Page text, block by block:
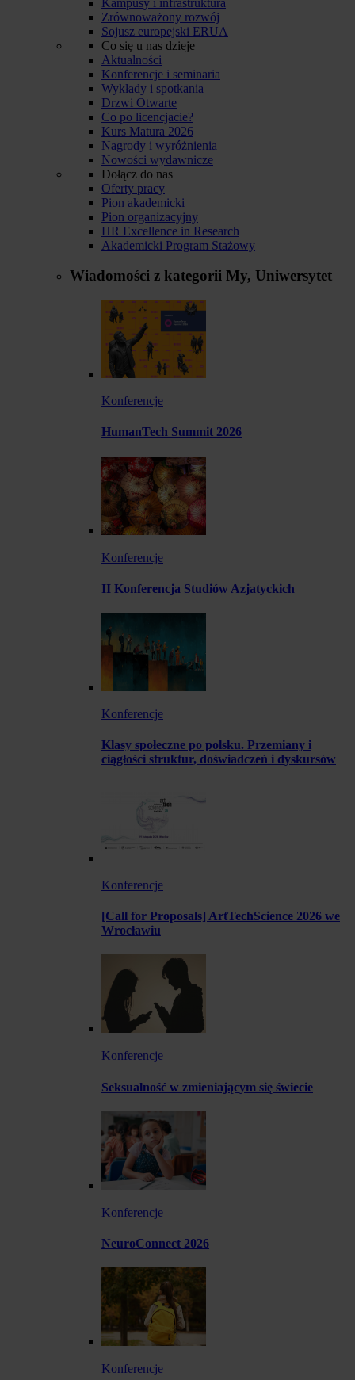
Zrównoważony rozwój
Sojusz europejski ERUA
Co się u nas dzieje
Aktualności
Konferencje i seminaria
Wykłady i spotkania
Drzwi Otwarte
Co po licencjacie?
Kurs Matura 2026
Nagrody i wyróżnienia
Nowości wydawnicze
Dołącz do nas
Oferty pracy
Pion akademicki
Pion organizacyjny
HR Excellence in Research
Akademicki Program Stażowy
Wiadomości z kategorii My, Uniwersytet
Konferencje
HumanTech Summit 2026
Konferencje
II Konferencja Studiów Azjatyckich
Konferencje
Klasy społeczne po polsku. Przemiany i
ciągłości struktur, doświadczeń i dyskursów
Konferencje
[Call for Proposals] ArtTechScience 2026 we
Wrocławiu
Konferencje
Seksualność w zmieniającym się świecie
Konferencje
NeuroConnect 2026
Konferencje